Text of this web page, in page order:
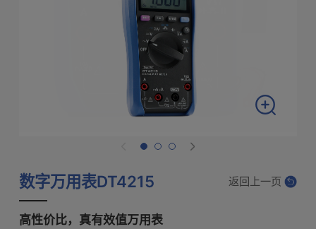
数字万用表DT4215 返回上一页
高性价比，真有效值万用表